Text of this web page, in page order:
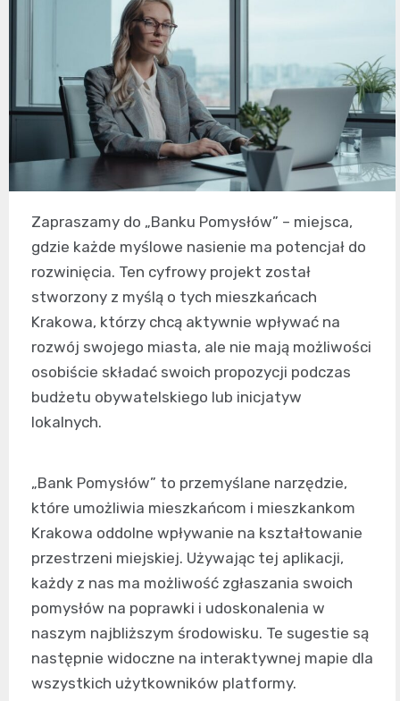
Zapraszamy do „Banku Pomysłów” – miejsca,
gdzie każde myślowe nasienie ma potencjał do
rozwinięcia. Ten cyfrowy projekt został
stworzony z myślą o tych mieszkańcach
Krakowa, którzy chcą aktywnie wpływać na
rozwój swojego miasta, ale nie mają możliwości
osobiście składać swoich propozycji podczas
budżetu obywatelskiego lub inicjatyw
lokalnych.
„Bank Pomysłów” to przemyślane narzędzie,
które umożliwia mieszkańcom i mieszkankom
Krakowa oddolne wpływanie na kształtowanie
przestrzeni miejskiej. Używając tej aplikacji,
każdy z nas ma możliwość zgłaszania swoich
pomysłów na poprawki i udoskonalenia w
naszym najbliższym środowisku. Te sugestie są
następnie widoczne na interaktywnej mapie dla
wszystkich użytkowników platformy.